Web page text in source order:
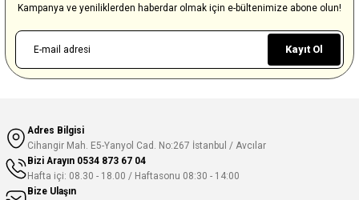
Kampanya ve yeniliklerden haberdar olmak için e-bültenimize abone olun!
Kayıt Ol
Adres Bilgisi
Cihangir Mah. E5-Yanyol Cad. No:267 İstanbul / Avcılar
Bizi Arayın 0534 873 67 04
Hafta içi: 08.30 - 18.00 / Haftasonu 08:30 - 14:00
Bize Ulaşın